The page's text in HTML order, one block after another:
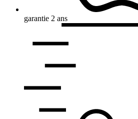
garantie 2 ans